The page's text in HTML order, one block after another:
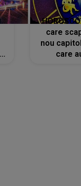
care
nou
care